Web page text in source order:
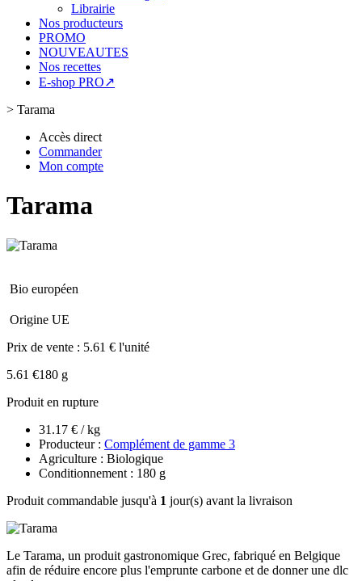
Librairie
Nos producteurs
PROMO
NOUVEAUTES
Nos recettes
E-shop PRO↗
> Tarama
Accès direct
Commander
Mon compte
Tarama
Bio européen
Origine UE
Prix de vente : 5.61 € l'unité
5.61 €180 g
Produit en rupture
31.17 € / kg
Producteur : Complément de gamme 3
Agriculture : Biologique
Conditionnement : 180 g
Produit commandable jusqu'à 1 jour(s) avant la livraison
Le Tarama, un produit gastronomique Grec, fabriqué en Belgique
afin de réduire encore plus l'emprunte carbone et de donner une dlc